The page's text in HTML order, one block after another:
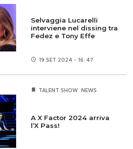
Selvaggia Lucarelli
interviene nel dissing tra
Fedez e Tony Effe
19 SET 2024 - 16:47
TALENT SHOW NEWS
A X Factor 2024 arriva
l’X Pass!